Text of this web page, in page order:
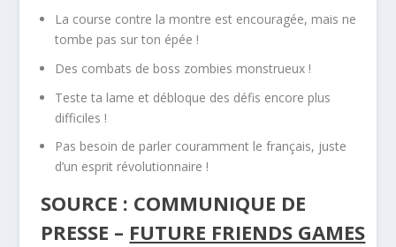
La course contre la montre est encouragée, mais ne
tombe pas sur ton épée !
Des combats de boss zombies monstrueux !
Teste ta lame et débloque des défis encore plus
difficiles !
Pas besoin de parler couramment le français, juste
d’un esprit révolutionnaire !
SOURCE : COMMUNIQUE DE
PRESSE – FUTURE FRIENDS GAMES